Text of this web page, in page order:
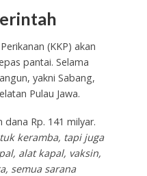
(KKP) akan
pantai. Selama
yakni Sabang,
Pulau Jawa.
dana Rp. 141 milyar.
keramba, tapi juga
alat kapal, vaksin,
semua sarana